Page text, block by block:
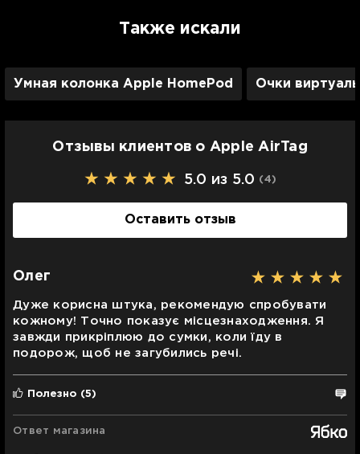
Также искали
Умная колонка Apple HomePod Очки
Отзывы клиентов о Apple AirTag
5.0 из 5.0 (4)
Оставить отзыв
Олег
Дуже корисна штука, рекомендую спробувати
кожному! Точно показує місцезнаходження. Я
завжди прикріплюю до сумки, коли їду в
подорож, щоб не загубились речі.
Полезно (5)
Ответ магазина